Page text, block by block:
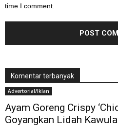
time I comment.
Komentar terbanyak
Advertorial/Iklan
Ayam Goreng Crispy
Goyangkan Lidah